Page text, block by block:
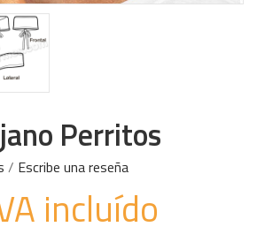
Perritos
/ Escribe una reseña
incluído